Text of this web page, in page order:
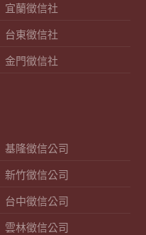
宜蘭徵信社
台東徵信社
金門徵信社
基隆徵信公司
新竹徵信公司
台中徵信公司
雲林徵信公司